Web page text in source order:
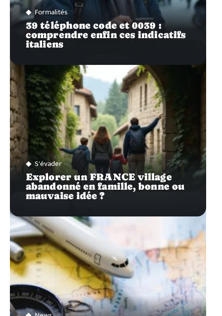
Formalités
39 téléphone code et 0039 :
comprendre enfin ces indicatifs
italiens
S'évader
Explorer un FRANCE village
abandonné en famille, bonne ou
mauvaise idée ?